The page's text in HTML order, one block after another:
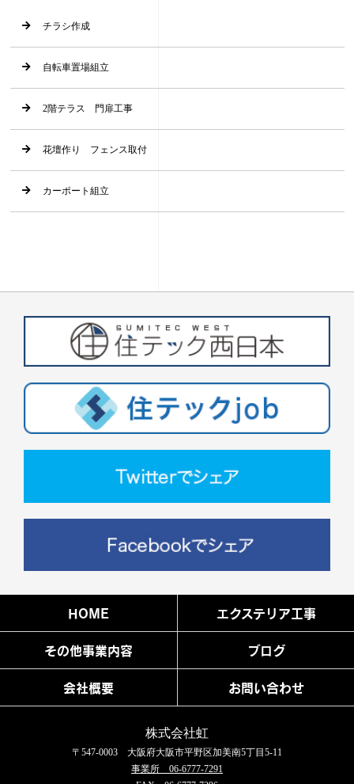
チラシ作成
自転車置場組立
2階テラス 門扉工事
花壇作り フェンス取付
カーポート組立
HOME エクステリア工事
その他事業内容 ブログ
会社概要 お問い合わせ
株式会社虹
〒547-0003 大阪府大阪市平野区加美南5丁目5-11
事業所 06-6777-7291